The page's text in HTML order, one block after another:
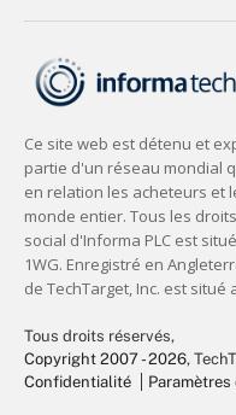
Tous droits réservés,
Copyright 2007 - 2026,
Confidentialité
Paramètres